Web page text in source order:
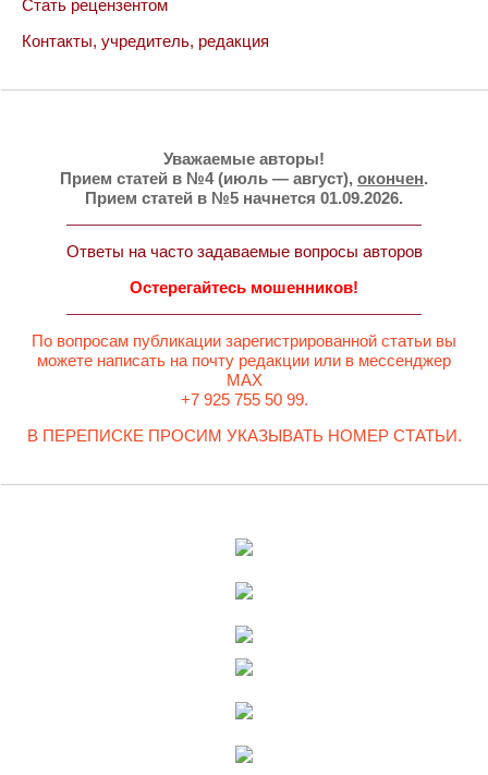
Стать рецензентом
Контакты, учредитель, редакция
Уважаемые авторы!
Прием статей в №4 (июль — август), окончен.
Прием статей в №5 начнется 01.09.2026.
Ответы на часто задаваемые вопросы авторов
Остерегайтесь мошенников!
По вопросам публикации зарегистрированной статьи вы
можете написать на почту редакции или в мессенджер
MAX
+7 925 755 50 99.
В ПЕРЕПИСКЕ ПРОСИМ УКАЗЫВАТЬ НОМЕР СТАТЬИ.